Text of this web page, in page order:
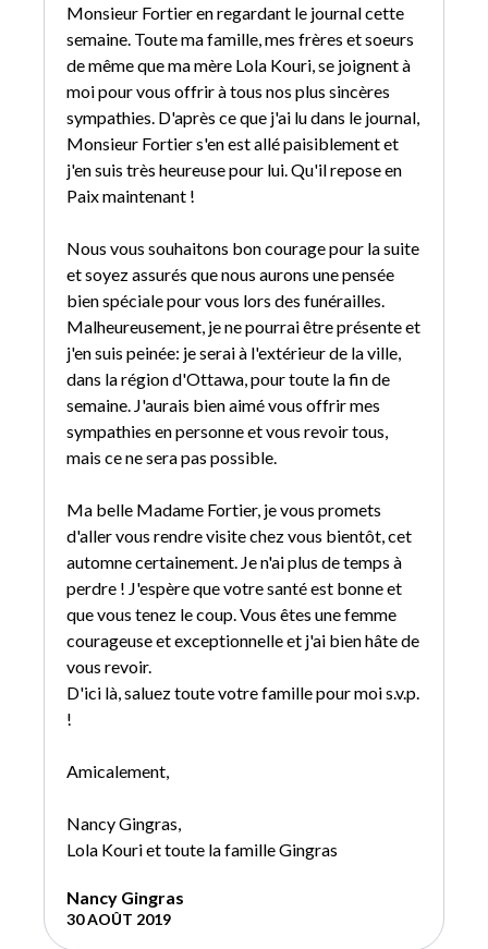
Monsieur Fortier en regardant le journal cette
semaine. Toute ma famille, mes frères et soeurs
de même que ma mère Lola Kouri, se joignent à
moi pour vous offrir à tous nos plus sincères
sympathies. D'après ce que j'ai lu dans le journal,
Monsieur Fortier s'en est allé paisiblement et
j'en suis très heureuse pour lui. Qu'il repose en
Paix maintenant !
Nous vous souhaitons bon courage pour la suite
et soyez assurés que nous aurons une pensée
bien spéciale pour vous lors des funérailles.
Malheureusement, je ne pourrai être présente et
j'en suis peinée: je serai à l'extérieur de la ville,
dans la région d'Ottawa, pour toute la fin de
semaine. J'aurais bien aimé vous offrir mes
sympathies en personne et vous revoir tous,
mais ce ne sera pas possible.
Ma belle Madame Fortier, je vous promets
d'aller vous rendre visite chez vous bientôt, cet
automne certainement. Je n'ai plus de temps à
perdre ! J'espère que votre santé est bonne et
que vous tenez le coup. Vous êtes une femme
courageuse et exceptionnelle et j'ai bien hâte de
vous revoir.
D'ici là, saluez toute votre famille pour moi s.v.p.
!
Amicalement,
Nancy Gingras,
Lola Kouri et toute la famille Gingras
Nancy Gingras
30 AOÛT 2019